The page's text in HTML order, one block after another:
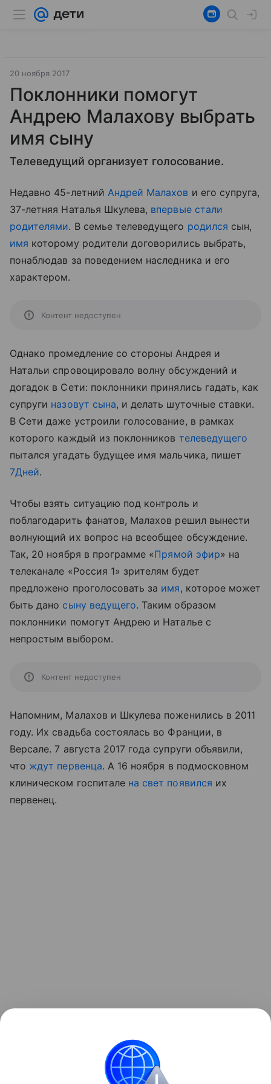
20 ноября 2017
Поклонники помогут
Андрею Малахову выбрать
имя сыну
Телеведущий организует голосование.
Недавно 45-летний Андрей Малахов и его супруга,
37-летняя Наталья Шкулева, впервые стали
родителями. В семье телеведущего родился сын,
имя которому родители договорились выбрать,
понаблюдав за поведением наследника и его
характером.
Контент недоступен
Однако промедление со стороны Андрея и
Натальи спровоцировало волну обсуждений и
догадок в Сети: поклонники принялись гадать, как
супруги назовут сына, и делать шуточные ставки.
В Сети даже устроили голосование, в рамках
которого каждый из поклонников телеведущего
пытался угадать будущее имя мальчика, пишет
7Дней.
Чтобы взять ситуацию под контроль и
поблагодарить фанатов, Малахов решил вынести
волнующий их вопрос на всеобщее обсуждение.
Так, 20 ноября в программе «Прямой эфир» на
телеканале «Россия 1» зрителям будет
предложено проголосовать за имя, которое может
быть дано сыну ведущего. Таким образом
поклонники помогут Андрею и Наталье с
непростым выбором.
Контент недоступен
Напомним, Малахов и Шкулева поженились в 2011
году. Их свадьба состоялась во Франции, в
Версале. 7 августа 2017 года супруги объявили,
что ждут первенца. А 16 ноября в подмосковном
клиническом госпитале на свет появился их
первенец.
Почему звезды дают детям